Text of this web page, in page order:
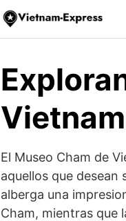
El Museo Cham de
aquellos que desean
alberga una
Cham, mientras que